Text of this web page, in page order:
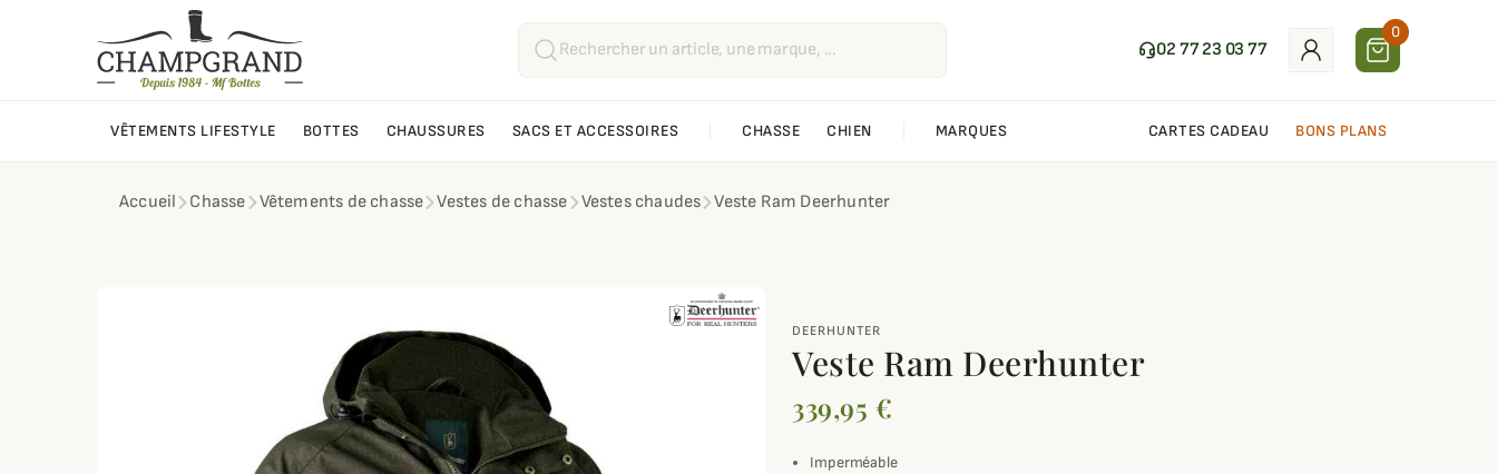
02 77 23 03 77
0
VÊTEMENTS LIFESTYLE BOTTES CHAUSSURES SACS ET ACCESSOIRES CHASSE CHIEN MARQUES CARTES CADEAU BONS PLANS
Accueil Chasse Vêtements de chasse Vestes de chasse Vestes chaudes Veste Ram Deerhunter
DEERHUNTER
Veste Ram Deerhunter
339,95 €
Imperméable